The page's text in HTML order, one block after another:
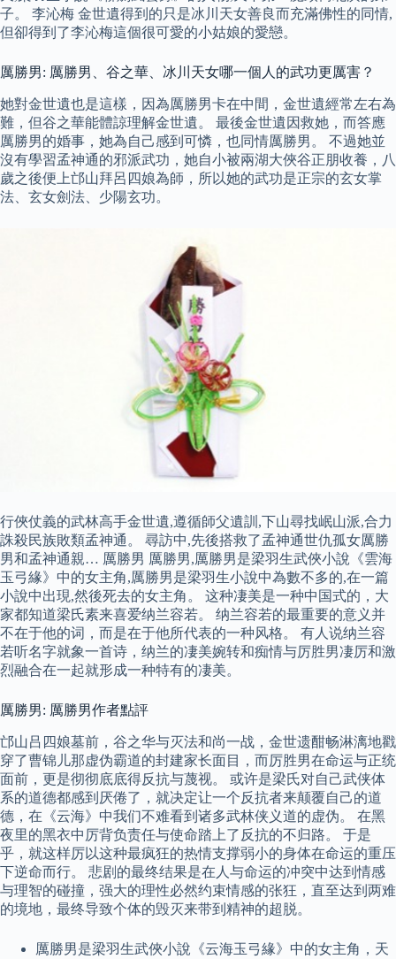
子。 李沁梅 金世遺得到的只是冰川天女善良而充滿佛性的同情,
但卻得到了李沁梅這個很可愛的小姑娘的愛戀。
厲勝男: 厲勝男、谷之華、冰川天女哪一個人的武功更厲害？
她對金世遺也是這樣，因為厲勝男卡在中間，金世遺經常左右為
難，但谷之華能體諒理解金世遺。 最後金世遺因救她，而答應
厲勝男的婚事，她為自己感到可憐，也同情厲勝男。 不過她並
沒有學習孟神通的邪派武功，她自小被兩湖大俠谷正朋收養，八
歲之後便上邙山拜呂四娘為師，所以她的武功是正宗的玄女掌
法、玄女劍法、少陽玄功。
行俠仗義的武林高手金世遺,遵循師父遺訓,下山尋找岷山派,合力
誅殺民族敗類孟神通。 尋訪中,先後搭救了孟神通世仇孤女厲勝
男和孟神通親… 厲勝男 厲勝男,厲勝男是梁羽生武俠小說《雲海
玉弓緣》中的女主角,厲勝男是梁羽生小說中為數不多的,在一篇
小說中出現,然後死去的女主角。 这种凄美是一种中国式的，大
家都知道梁氏素来喜爱纳兰容若。 纳兰容若的最重要的意义并
不在于他的词，而是在于他所代表的一种风格。 有人说纳兰容
若听名字就象一首诗，纳兰的凄美婉转和痴情与厉胜男凄厉和激
烈融合在一起就形成一种特有的凄美。
厲勝男: 厲勝男作者點評
邙山吕四娘墓前，谷之华与灭法和尚一战，金世遗酣畅淋漓地戳
穿了曹锦儿那虚伪霸道的封建家长面目，而厉胜男在命运与正统
面前，更是彻彻底底得反抗与蔑视。 或许是梁氏对自己武侠体
系的道德都感到厌倦了，就决定让一个反抗者来颠覆自己的道
德，在《云海》中我们不难看到诸多武林侠义道的虚伪。 在黑
夜里的黑衣中厉背负责任与使命踏上了反抗的不归路。 于是
乎，就这样厉以这种最疯狂的热情支撑弱小的身体在命运的重压
下逆命而行。 悲剧的最终结果是在人与命运的冲突中达到情感
与理智的碰撞，强大的理性必然约束情感的张狂，直至达到两难
的境地，最终导致个体的毁灭来带到精神的超脱。
厲勝男是梁羽生武俠小說《云海玉弓緣》中的女主角，天